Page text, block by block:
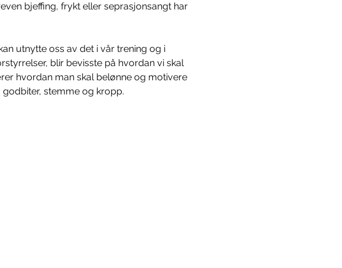
bjeffing, frykt eller seprasjonsangt har
utnytte oss av det i vår trening og i
blir bevisste på hvordan vi skal
hvordan man skal belønne og motivere
stemme og kropp.